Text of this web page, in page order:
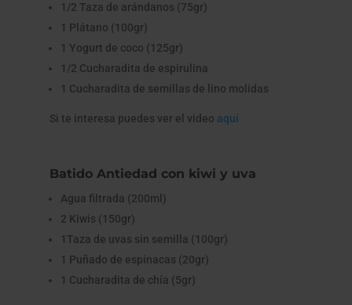
1/2 Taza de arándanos (75gr)
1 Plátano (100gr)
1 Yogurt de coco (125gr)
1/2 Cucharadita de espirulina
1 Cucharadita de semillas de lino molidas
Si te interesa puedes ver el video aquí
Batido Antiedad con kiwi y uva
Agua filtrada (200ml)
2 Kiwis (150gr)
1Taza de uvas sin semilla (100gr)
1 Puñado de espinacas (20gr)
1 Cucharadita de chía (5gr)